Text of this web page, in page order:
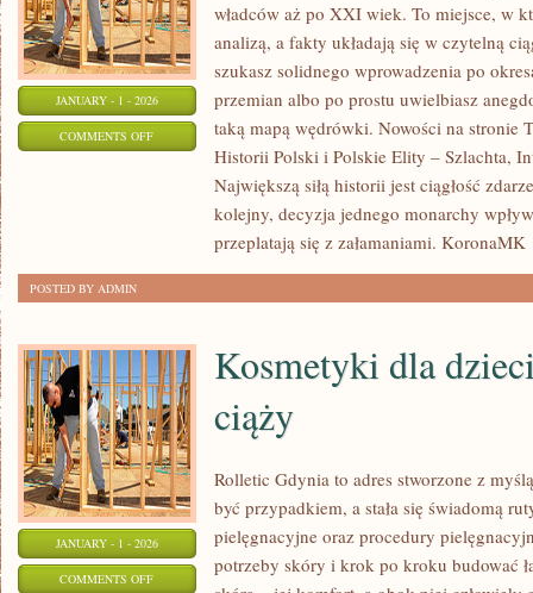
JANUARY - 1 - 2026
COMMENTS OFFON
władców aż po XXI wiek. To miejsce, w
analizą, a fakty układają się w czytelną
szukasz solidnego wprowadzenia po
przemian albo po prostu uwielbiasz
taką mapą wędrówki. Nowości na stronie
Historii Polski i Polskie Elity – Szlachta,
Największą siłą historii jest ciągłość
kolejny, decyzja jednego monarchy
przeplatają się z załamaniami. KoronaMK
POSTED BY ADMIN
JANUARY - 1 - 2026
COMMENTS OFFON
Kosmetyki dla
ciąży
Rolletic Gdynia to adres stworzone z
być przypadkiem, a stała się świadomą
pielęgnacyjne oraz procedury
potrzeby skóry i krok po kroku budować